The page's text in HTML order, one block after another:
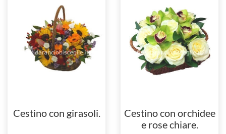
Cestino con girasoli.
Cestino con orchidee
e rose chiare.